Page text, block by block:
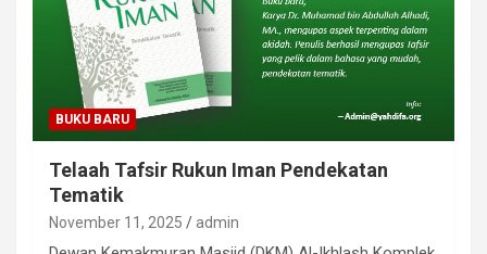
BUKU BARU
Telaah Tafsir Rukun Iman Pendekatan
Tematik
November 11, 2025 admin